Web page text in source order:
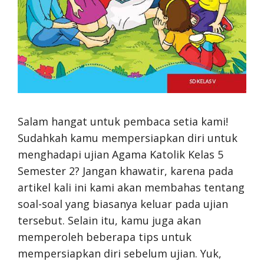
Salam hangat untuk pembaca setia kami!
Sudahkah kamu mempersiapkan diri untuk
menghadapi ujian Agama Katolik Kelas 5
Semester 2? Jangan khawatir, karena pada
artikel kali ini kami akan membahas tentang
soal-soal yang biasanya keluar pada ujian
tersebut. Selain itu, kamu juga akan
memperoleh beberapa tips untuk
mempersiapkan diri sebelum ujian. Yuk,